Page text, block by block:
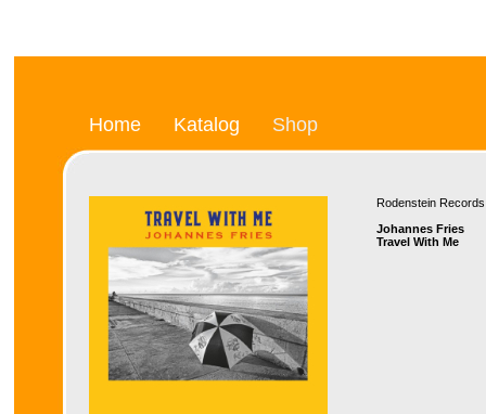
Home Katalog Shop
Rodenstein
Johannes Fries
Travel With Me